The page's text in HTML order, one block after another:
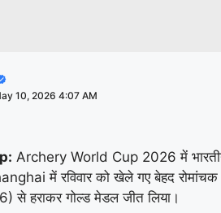
10, 2026 4:07 AM
Archery World Cup 2026 में
में रविवार को खेले गए बेहद
से हराकर गोल्ड मेडल जीत लिया।